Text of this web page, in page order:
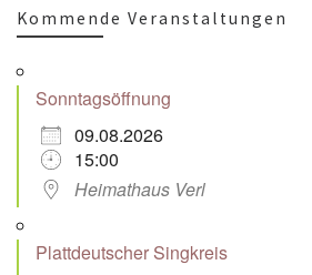
Kommende Veranstaltungen
Sonntagsöffnung
09.08.2026
15:00
Heimathaus Verl
Plattdeutscher Singkreis